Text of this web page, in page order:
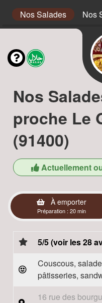
Nos Salades Nos
Nos
proche Le
(91400)
Actuellement
À emporter
Préparation : 20 min
5/5 (voir les 28
Couscous,
pâtisseries,
16 rue des